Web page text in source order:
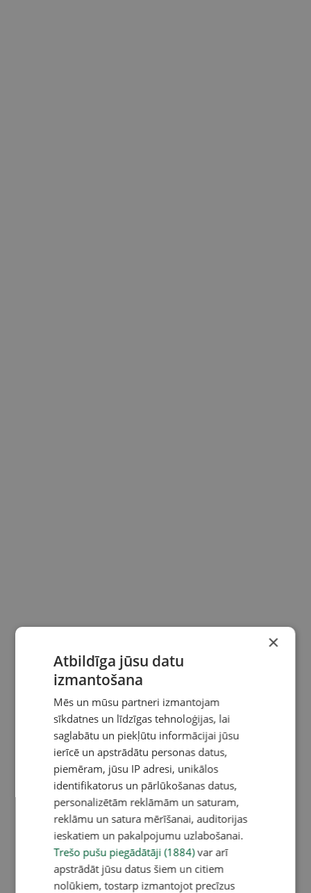
×
Atbildīga jūsu datu
izmantošana
Mēs un mūsu partneri izmantojam
sīkdatnes un līdzīgas tehnoloģijas, lai
saglabātu un piekļūtu informācijai jūsu
ierīcē un apstrādātu personas datus,
piemēram, jūsu IP adresi, unikālos
identifikatorus un pārlūkošanas datus,
personalizētām reklāmām un saturam,
reklāmu un satura mērīšanai, auditorijas
ieskatiem un pakalpojumu uzlabošanai.
Trešo pušu piegādātāji (1884)var arī
apstrādāt jūsu datus šiem un citiem
nolūkiem, tostarp izmantojot precīzus